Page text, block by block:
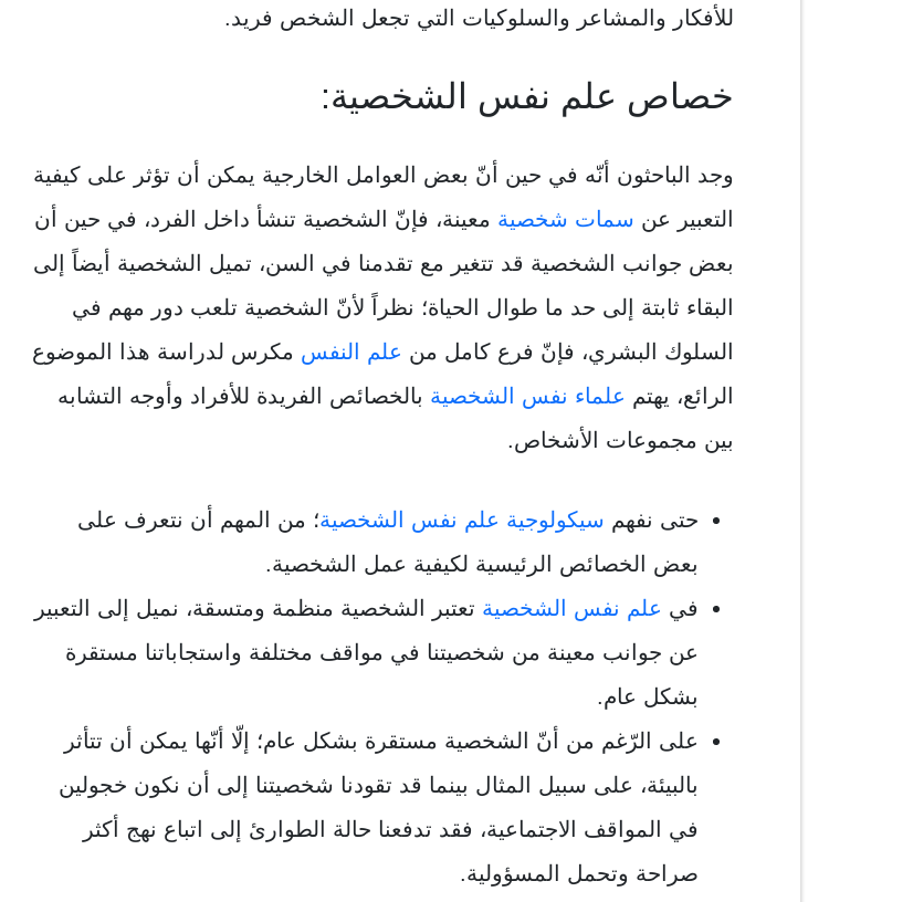
للأفكار والمشاعر والسلوكيات التي تجعل الشخص فريد.
خصاص علم نفس الشخصية:
وجد الباحثون أنّه في حين أنّ بعض العوامل الخارجية يمكن أن تؤثر على كيفية
التعبير عن سمات شخصية معينة، فإنّ الشخصية تنشأ داخل الفرد، في حين أن
بعض جوانب الشخصية قد تتغير مع تقدمنا ​​في السن، تميل الشخصية أيضاً إلى
البقاء ثابتة إلى حد ما طوال الحياة؛ نظراً لأنّ الشخصية تلعب دور مهم في
السلوك البشري، فإنّ فرع كامل من علم النفس مكرس لدراسة هذا الموضوع
الرائع، يهتم علماء نفس الشخصية بالخصائص الفريدة للأفراد وأوجه التشابه
بين مجموعات الأشخاص.
حتى نفهم سيكولوجية علم نفس الشخصية؛ من المهم أن نتعرف على
بعض الخصائص الرئيسية لكيفية عمل الشخصية.
في علم نفس الشخصية تعتبر الشخصية منظمة ومتسقة، نميل إلى التعبير
عن جوانب معينة من شخصيتنا في مواقف مختلفة واستجاباتنا مستقرة
بشكل عام.
على الرّغم من أنّ الشخصية مستقرة بشكل عام؛ إلّا أنّها يمكن أن تتأثر
بالبيئة، على سبيل المثال بينما قد تقودنا شخصيتنا إلى أن نكون خجولين
في المواقف الاجتماعية، فقد تدفعنا حالة الطوارئ إلى اتباع نهج أكثر
صراحة وتحمل المسؤولية.